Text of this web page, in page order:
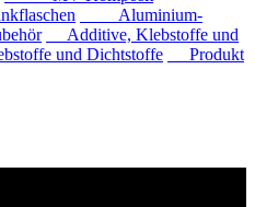
Aluminium-
Additive, Klebstoffe und
und Dichtstoffe
Produkt